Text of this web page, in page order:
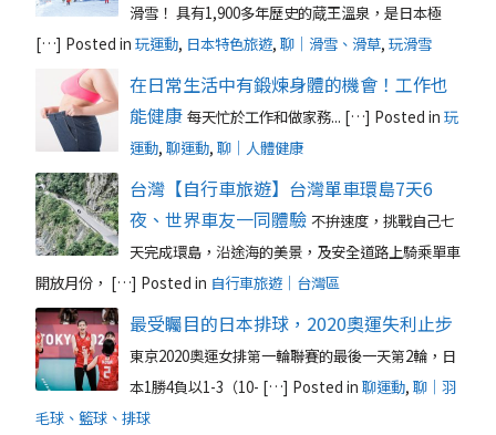
滑雪！ 具有1,900多年歷史的蔵王溫泉，是日本極
[…] Posted in 玩運動, 日本特色旅遊, 聊｜滑雪、滑草, 玩滑雪
在日常生活中有鍛煉身體的機會！工作也
能健康 每天忙於工作和做家務... […] Posted in 玩
運動, 聊運動, 聊｜人體健康
台灣【自行車旅遊】台灣單車環島7天6
夜、世界車友一同體驗 不拚速度，挑戰自己七
天完成環島，沿途海的美景，及安全道路上騎乘單車
開放月份， […] Posted in 自行車旅遊｜台灣區
最受矚目的日本排球，2020奧運失利止步
東京2020奧運女排第一輪聯賽的最後一天第2輪，日
本1勝4負以1-3（10- […] Posted in 聊運動, 聊｜羽
毛球、籃球、排球